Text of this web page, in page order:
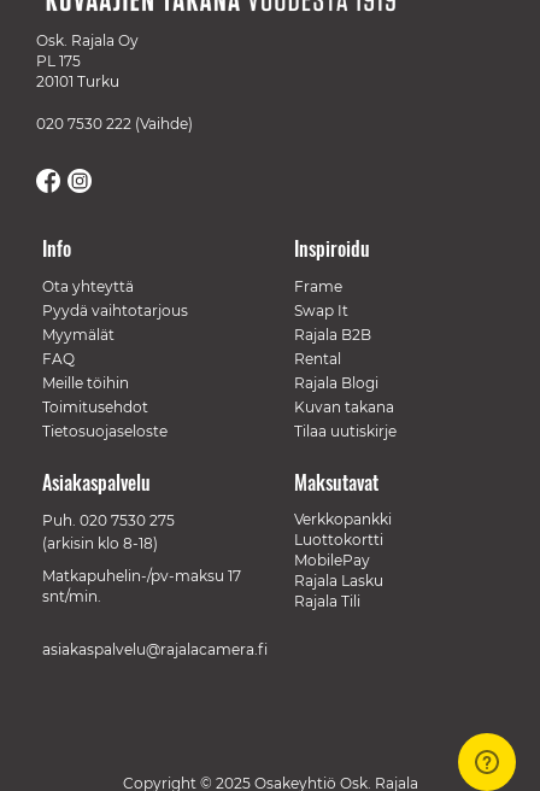
Osk. Rajala Oy
PL 175
20101 Turku
020 7530 222 (Vaihde)
Info
Ota yhteyttä
Pyydä vaihtotarjous
Myymälät
FAQ
Meille töihin
Toimitusehdot
Tietosuojaseloste
Inspiroidu
Frame
Swap It
Rajala B2B
Rental
Rajala Blogi
Kuvan takana
Tilaa uutiskirje
Maksutavat
Verkkopankki
Luottokortti
MobilePay
Rajala Lasku
Rajala Tili
Asiakaspalvelu
Puh. 020 7530 275
(arkisin klo 8-18)
Matkapuhelin-/pv-maksu 17
snt/min.
asiakaspalvelu@rajalacamera.fi
Copyright © 2025 Osakeyhtiö Osk. Rajala